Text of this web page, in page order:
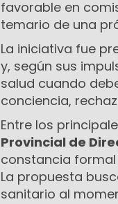
favorable en
temario de una
La iniciativa fue
y, según sus
salud cuando
conciencia,
Entre los
Provincial de
constancia
La propuesta
sanitario al